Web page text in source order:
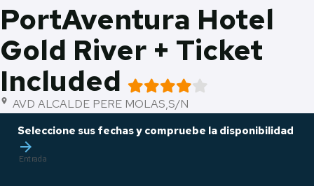
PortAventura Hotel
Gold River + Ticket
Included
location_on AVD ALCALDE PERE MOLAS,S/N
Seleccione sus fechas y compruebe la disponibilidad
arrow_forward
Entrada